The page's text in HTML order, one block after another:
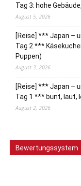
Tag 3: hohe
August 5, 2026
[Reise] *** Japan –
Tag 2 ***
Puppen)
August 3, 2026
[Reise] *** Japan –
Tag 1 *** bunt, laut,
August 2, 2026
Bewertungssystem